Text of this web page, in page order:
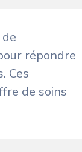
répondre
Ces
de soins